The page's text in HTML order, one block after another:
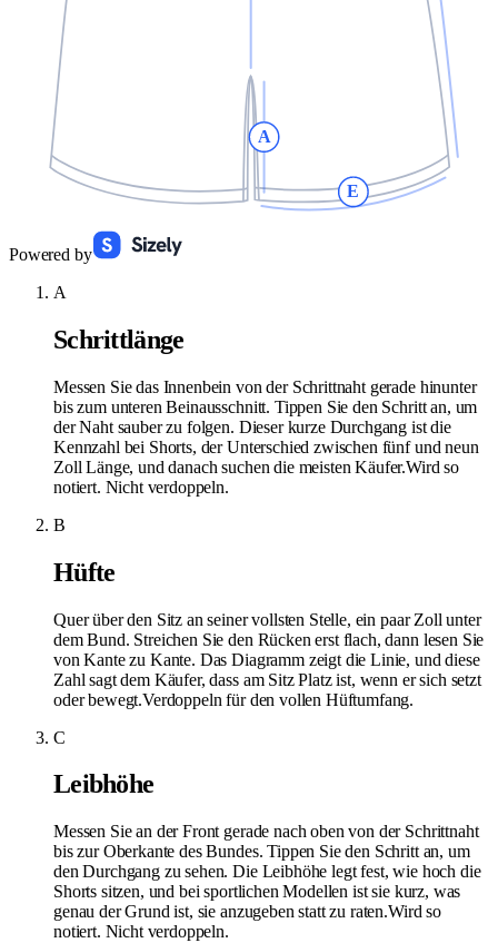
A
E
Powered by
A
Schrittlänge
Messen Sie das Innenbein von der Schrittnaht gerade hinunter
bis zum unteren Beinausschnitt. Tippen Sie den Schritt an, um
der Naht sauber zu folgen. Dieser kurze Durchgang ist die
Kennzahl bei Shorts, der Unterschied zwischen fünf und neun
Zoll Länge, und danach suchen die meisten Käufer.Wird so
notiert. Nicht verdoppeln.
B
Hüfte
Quer über den Sitz an seiner vollsten Stelle, ein paar Zoll unter
dem Bund. Streichen Sie den Rücken erst flach, dann lesen Sie
von Kante zu Kante. Das Diagramm zeigt die Linie, und diese
Zahl sagt dem Käufer, dass am Sitz Platz ist, wenn er sich setzt
oder bewegt.Verdoppeln für den vollen Hüftumfang.
C
Leibhöhe
Messen Sie an der Front gerade nach oben von der Schrittnaht
bis zur Oberkante des Bundes. Tippen Sie den Schritt an, um
den Durchgang zu sehen. Die Leibhöhe legt fest, wie hoch die
Shorts sitzen, und bei sportlichen Modellen ist sie kurz, was
genau der Grund ist, sie anzugeben statt zu raten.Wird so
notiert. Nicht verdoppeln.